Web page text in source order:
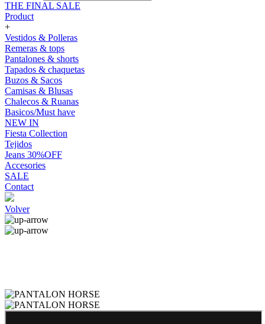
THE FINAL SALE
Product
+
Vestidos & Polleras
Remeras & tops
Pantalones & shorts
Tapados & chaquetas
Buzos & Sacos
Camisas & Blusas
Chalecos & Ruanas
Basicos/Must have
NEW IN
Fiesta Collection
Tejidos
Jeans 30%OFF
Accesories
SALE
Contact
Volver